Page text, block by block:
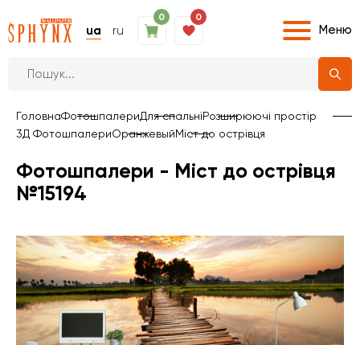
ua ru
0 0
Меню
ГоловнаФотошпалериДля спальніРозширюючі простір
3Д ФотошпалериОранжевыйМіст до острівця
Фотошпалери - Міст до острівця
№15194